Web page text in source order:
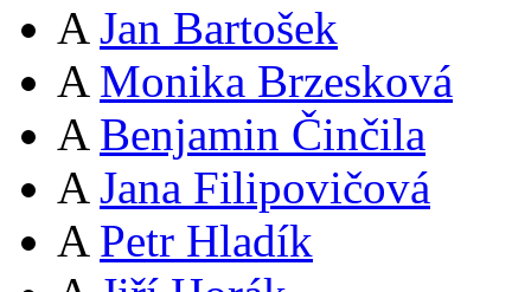
A Jan Bartošek
A Monika Brzesková
A Benjamin Činčila
A Jana Filipovičová
A Petr Hladík